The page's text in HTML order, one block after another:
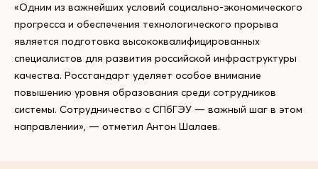
«Одним из важнейших условий социально-экономического
прогресса и обеспечения технологического прорыва
является подготовка высококвалифицированных
специалистов для развития российской инфраструктуры
качества. Росстандарт уделяет особое внимание
повышению уровня образования среди сотрудников
системы. Сотрудничество с СПбГЭУ — важный шаг в этом
направлении», — отметил Антон Шалаев.